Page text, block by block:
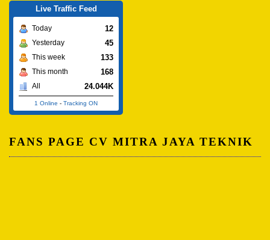
Live Traffic Feed
Today 12
Yesterday 45
This week 133
This month 168
All 24.044K
1 Online - Tracking ON
FANS PAGE CV MITRA JAYA TEKNIK